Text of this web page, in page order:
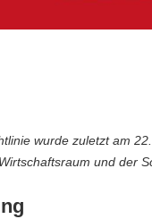
wurde zuletzt am
und der